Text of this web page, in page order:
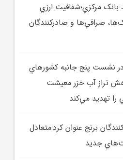
بانک مرکزي؛شفافيت ارزي
صرافي‌ها و صادرکنندگان
نشست پنج جانبه کشورهاي
تراز آب خزر معيشت
را تهديد مي‌کند
برنج عنوان کرد:متعادل
جديد